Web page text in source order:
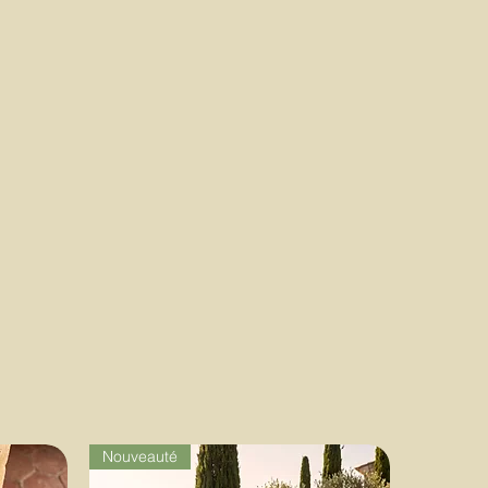
Nouveauté